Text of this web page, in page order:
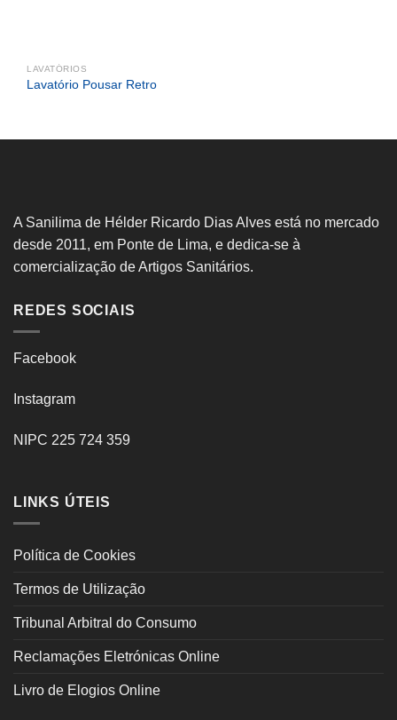
LAVATÓRIOS
Lavatório Pousar Retro
A Sanilima de Hélder Ricardo Dias Alves está no mercado
desde 2011, em Ponte de Lima, e dedica-se à
comercialização de Artigos Sanitários.
REDES SOCIAIS
Facebook
Instagram
NIPC 225 724 359
LINKS ÚTEIS
Política de Cookies
Termos de Utilização
Tribunal Arbitral do Consumo
Reclamações Eletrónicas Online
Livro de Elogios Online